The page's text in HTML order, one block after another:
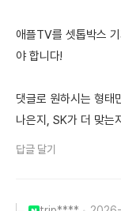
애플TV를 셋톱박스
야 합니다!
댓글로 원하시는 형태
나은지, SK가 더 맞는
답글 달기